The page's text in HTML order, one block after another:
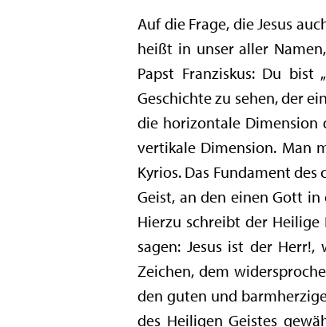
Auf die Frage, die Jesus
heißt in unser aller
Papst Franziskus: Du bist
Geschichte zu sehen, der
die horizontale Dimension
vertikale Dimension. Man
Kyrios. Das Fundament
Geist, an den einen Gott in
Hierzu schreibt der Heilige
sagen: Jesus ist der
Zeichen, dem
den guten und
des Heiligen Geistes